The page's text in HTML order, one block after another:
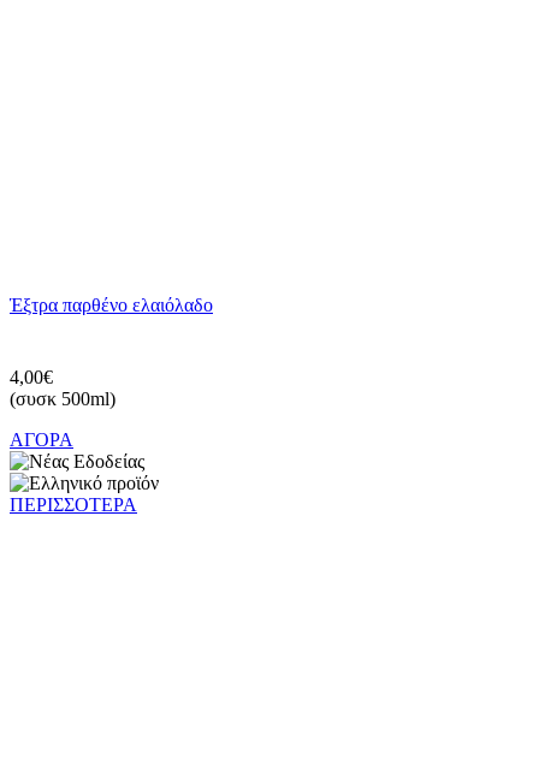
Έξτρα παρθένο ελαιόλαδο
4,00€
(συσκ 500ml)
ΑΓΟΡΑ
ΠΕΡΙΣΣΟΤΕΡΑ